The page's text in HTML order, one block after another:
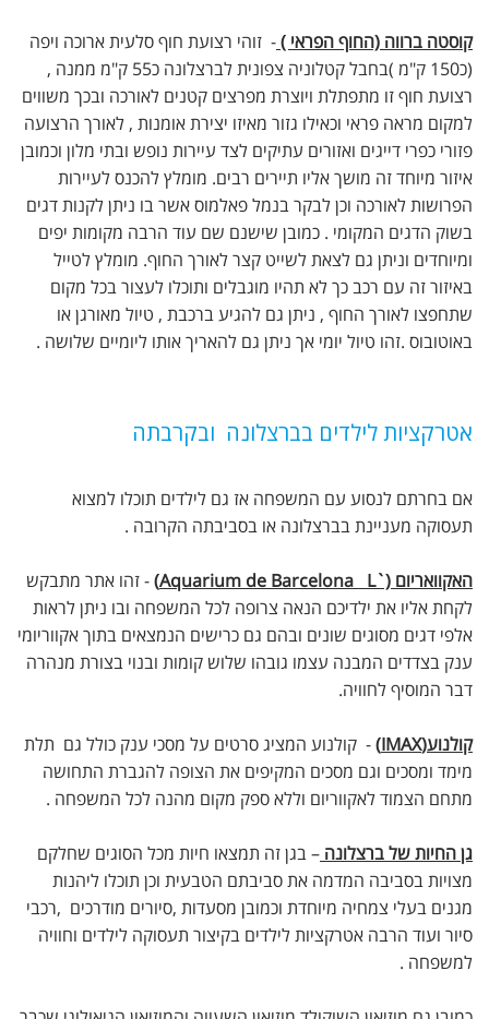
קוסטה ברווה (החוף הפראי )- זוהי רצועת חוף סלעית ארוכה ויפה
(כ150 ק"מ )בחבל קטלוניה צפונית לברצלונה כ55 ק"מ ממנה ,
רצועת חוף זו מתפתלת ויוצרת מפרצים קטנים לאורכה ובכך משווים
למקום מראה פראי וכאילו גזור מאיזו יצירת אומנות , לאורך הרצועה
פזורי כפרי דייגים ואזורים עתיקים לצד עיירות נופש ובתי מלון וכמובן
איזור מיוחד זה מושך אליו תיירים רבים. מומלץ להכנס לעיירות
הפרושות לאורכה וכן לבקר בנמל פאלמוס אשר בו ניתן לקנות דגים
בשוק הדגים המקומי . כמובן שישנם שם עוד הרבה מקומות יפים
ומיוחדים וניתן גם לצאת לשייט קצר לאורך החוף. מומלץ לטייל
באיזור זה עם רכב כך לא תהיו מוגבלים ותוכלו לעצור בכל מקום
שתחפצו לאורך החוף , ניתן גם להגיע ברכבת , טיול מאורגן או
באוטובוס .זהו טיול יומי אך ניתן גם להאריך אותו ליומיים שלושה .
אטרקציות לילדים בברצלונה ובקרבתה
אם בחרתם לנסוע עם המשפחה אז גם לילדים תוכלו למצוא
תעסוקה מעניינת בברצלונה או בסביבתה הקרובה .
האקוואריום (`Aquarium de Barcelona L)
- זהו אתר מתבקש
לקחת אליו את ילדיכם הנאה צרופה לכל המשפחה ובו ניתן לראות
אלפי דגים מסוגים שונים ובהם גם כרישים הנמצאים בתוך אקווריומי
ענק בצדדים המבנה עצמו גובהו שלוש קומות ובנוי בצורת מנהרה
דבר המוסיף לחוויה.
קולנוע(IMAX)
- קולנוע המציג סרטים על מסכי ענק כולל גם תלת
מימד ומסכים וגם מסכים המקיפים את הצופה להגברת התחושה
מתחם הצמוד לאקווריום וללא ספק מקום מהנה לכל המשפחה .
גן החיות של ברצלונה – בגן זה תמצאו חיות מכל הסוגים שחלקם
מצויות בסביבה המדמה את סביבתם הטבעית וכן תוכלו ליהנות
מגנים בעלי צמחיה מיוחדת וכמובן מסעדות ,סיורים מודרכים ,רכבי
סיור ועוד הרבה אטרקציות לילדים בקיצור תעסוקה לילדים וחוויה
למשפחה .